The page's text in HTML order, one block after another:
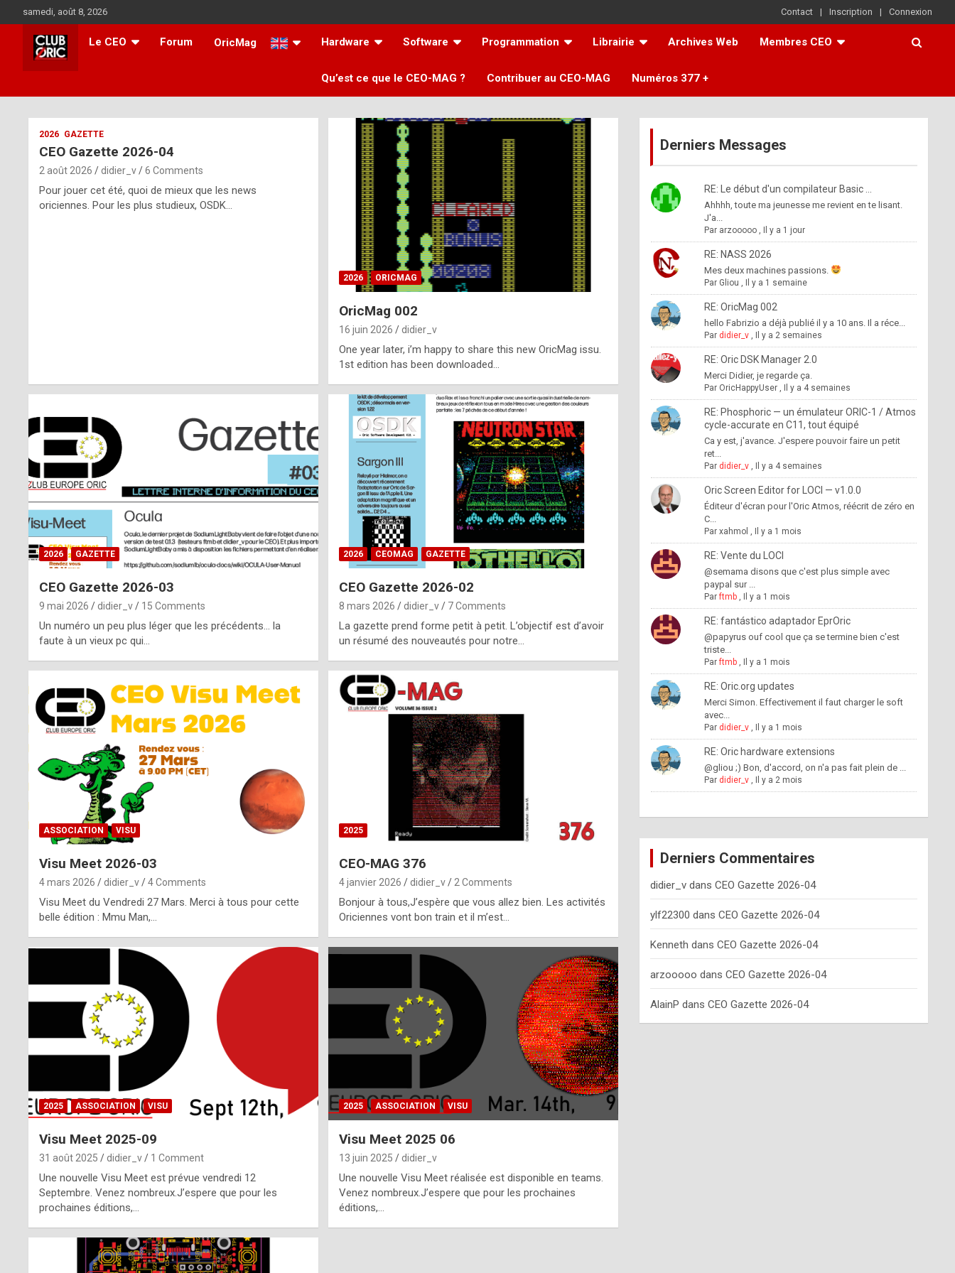
to
content
samedi, août 8, 2026 Contact Inscription Connexion
Le CEO Forum OricMag Hardware Software Programmation Librairie Archives Web Membres CEO
Qu’est ce que le CEO-MAG ? Contribuer au CEO-MAG Numéros 377 +
ff
m
2026 GAZETTE
CEO Gazette 2026-04
2 août 2026 didier_v 6 Comments
Pour jouer cet été, quoi de mieux que les news
oriciennes. Pour les plus studieux, OSDK…
2026 ORICMAG
OricMag 002
16 juin 2026 didier_v
One year later, i’m happy to share this new OricMag issu.
1st edition has been downloaded…
2026 GAZETTE
CEO Gazette 2026-03
9 mai 2026 didier_v 15 Comments
Un numéro un peu plus léger que les précédents… la
faute à un vieux pc qui…
2026 CEOMAG GAZETTE
CEO Gazette 2026-02
8 mars 2026 didier_v 7 Comments
La gazette prend forme petit à petit. L’objectif est d’avoir
un résumé des nouveautés pour notre…
ASSOCIATION VISU
Visu Meet 2026-03
4 mars 2026 didier_v 4 Comments
Visu Meet du Vendredi 27 Mars. Merci à tous pour cette
belle édition : Mmu Man,…
2025
CEO-MAG 376
4 janvier 2026 didier_v 2 Comments
Bonjour à tous,J’espère que vous allez bien. Les activités
Oriciennes vont bon train et il m’est…
2025 ASSOCIATION VISU
Visu Meet 2025-09
31 août 2025 didier_v 1 Comment
Une nouvelle Visu Meet est prévue vendredi 12
Septembre. Venez nombreux.J’espere que pour les
prochaines éditions,…
2025 ASSOCIATION VISU
Visu Meet 2025 06
13 juin 2025 didier_v
Une nouvelle Visu Meet réalisée est disponible en teams.
Venez nombreux.J’espere que pour les prochaines
éditions,…
Derniers Messages
RE: Le début d'un compilateur Basic ...
Ahhhh, toute ma jeunesse me revient en te lisant.
J'a...
Par arzooooo, Il y a 1 jour
RE: NASS 2026
Mes deux machines passions.
Par Gliou , Il y a 1 semaine
RE: OricMag 002
hello Fabrizio a déjà publié il y a 10 ans. Il a réce...
Par didier_v, Il y a 2 semaines
RE: Oric DSK Manager 2.0
Merci Didier, je regarde ça.
Par OricHappyUser, Il y a 4 semaines
RE: Phosphoric — un émulateur ORIC-1 / Atmos
cycle-accurate en C11, tout équipé
Ca y est, j'avance. J'espere pouvoir faire un petit
ret...
Par didier_v, Il y a 4 semaines
Oric Screen Editor for LOCI — v1.0.0
Éditeur d'écran pour l'Oric Atmos, réécrit de zéro en
C...
Par xahmol , Il y a 1 mois
RE: Vente du LOCI
@semama disons que c'est plus simple avec
paypal sur ...
Parftmb, Il y a 1 mois
RE: fantástico adaptador EprOric
@papyrus ouf cool que ça se termine bien c'est
triste...
Parftmb, Il y a 1 mois
RE: Oric.org updates
Merci Simon. Effectivement il faut charger le soft
avec...
Par didier_v, Il y a 1 mois
RE: Oric hardware extensions
@gliou ;) Bon, d'accord, on n'a pas fait plein de ...
Par didier_v, Il y a 2 mois
Derniers Commentaires
didier_vdans CEO Gazette 2026-04
ylf22300 dans CEO Gazette 2026-04
Kenneth dans CEO Gazette 2026-04
arzooooo dans CEO Gazette 2026-04
AlainP dans CEO Gazette 2026-04